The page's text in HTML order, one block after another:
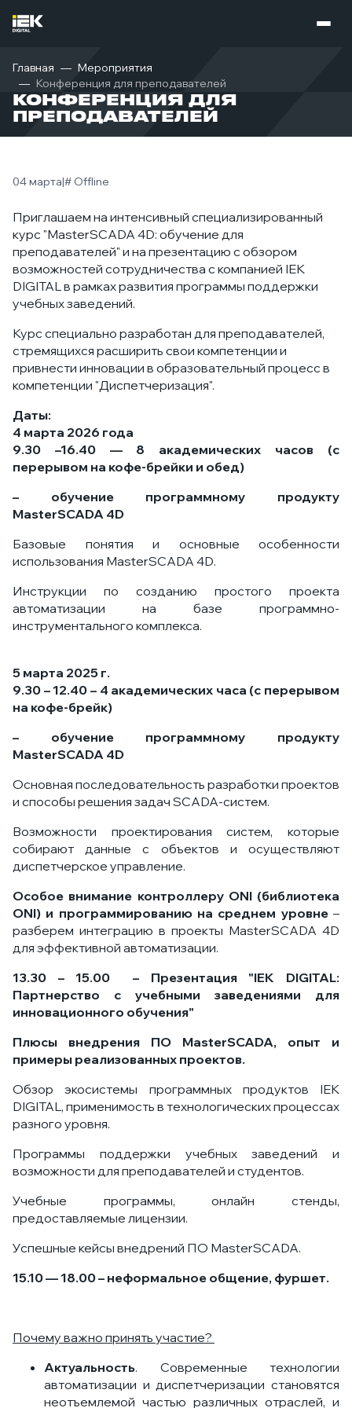
Главная
Мероприятия
Конференция для преподавателей
КОНФЕРЕНЦИЯ ДЛЯ
ПРЕПОДАВАТЕЛЕЙ
04 марта|# Offline
Приглашаем на интенсивный специализированный
курс "MasterSCADA 4D: обучение для
преподавателей" и на презентацию с обзором
возможностей сотрудничества с компанией IEK
DIGITAL в рамках развития программы поддержки
учебных заведений.
Курс специально разработан для преподавателей,
стремящихся расширить свои компетенции и
привнести инновации в образовательный процесс в
компетенции "Диспетчеризация".
Даты:
4 марта 2026 года
9.30 –16.40 — 8 академических часов (с
перерывом на кофе-брейки и обед)
– обучение программному продукту
MasterSCADA 4D
Базовые понятия и основные особенности
использования MasterSCADA 4D.
Инструкции по созданию простого проекта
автоматизации на базе программно-
инструментального комплекса.
5 марта 2025 г.
9.30 – 12.40 – 4 академических часа (с перерывом
на кофе-брейк)
– обучение программному продукту
MasterSCADA 4D
Основная последовательность разработки проектов
и способы решения задач SCADA-систем.
Возможности проектирования систем, которые
собирают данные с объектов и осуществляют
диспетчерское управление.
Особое внимание контроллеру ONI (библиотека
ONI) и программированию на среднем уровне–
разберем интеграцию в проекты MasterSCADA 4D
для эффективной автоматизации.
13.30 – 15.00 – Презентация "IEK DIGITAL:
Партнерство с учебными заведениями для
инновационного обучения"
Плюсы внедрения ПО MasterSCADA, опыт и
примеры реализованных проектов.
Обзор экосистемы программных продуктов IEK
DIGITAL, применимость в технологических процессах
разного уровня.
Программы поддержки учебных заведений и
возможности для преподавателей и студентов.
Учебные программы, онлайн стенды,
предоставляемые лицензии.
Успешные кейсы внедрений ПО MasterSCADA.
15.10 — 18.00 – неформальное общение, фуршет.
Почему важно принять участие?
Актуальность. Современные технологии
автоматизации и диспетчеризации становятся
неотъемлемой частью различных отраслей, и